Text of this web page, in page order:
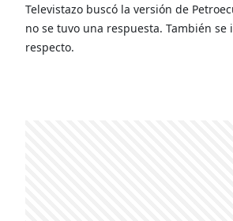
Televistazo buscó la versión de
no se tuvo una respuesta. También
respecto.